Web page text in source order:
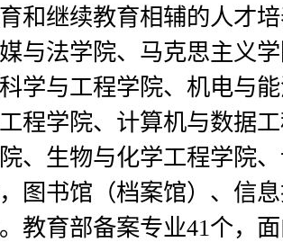
和继续教育相辅的人才
与法学院、马克思主义
学与工程学院、机电与
程学院、计算机与数据
、生物与化学工程学院
图书馆（档案馆）、信
教育部备案专业41个，